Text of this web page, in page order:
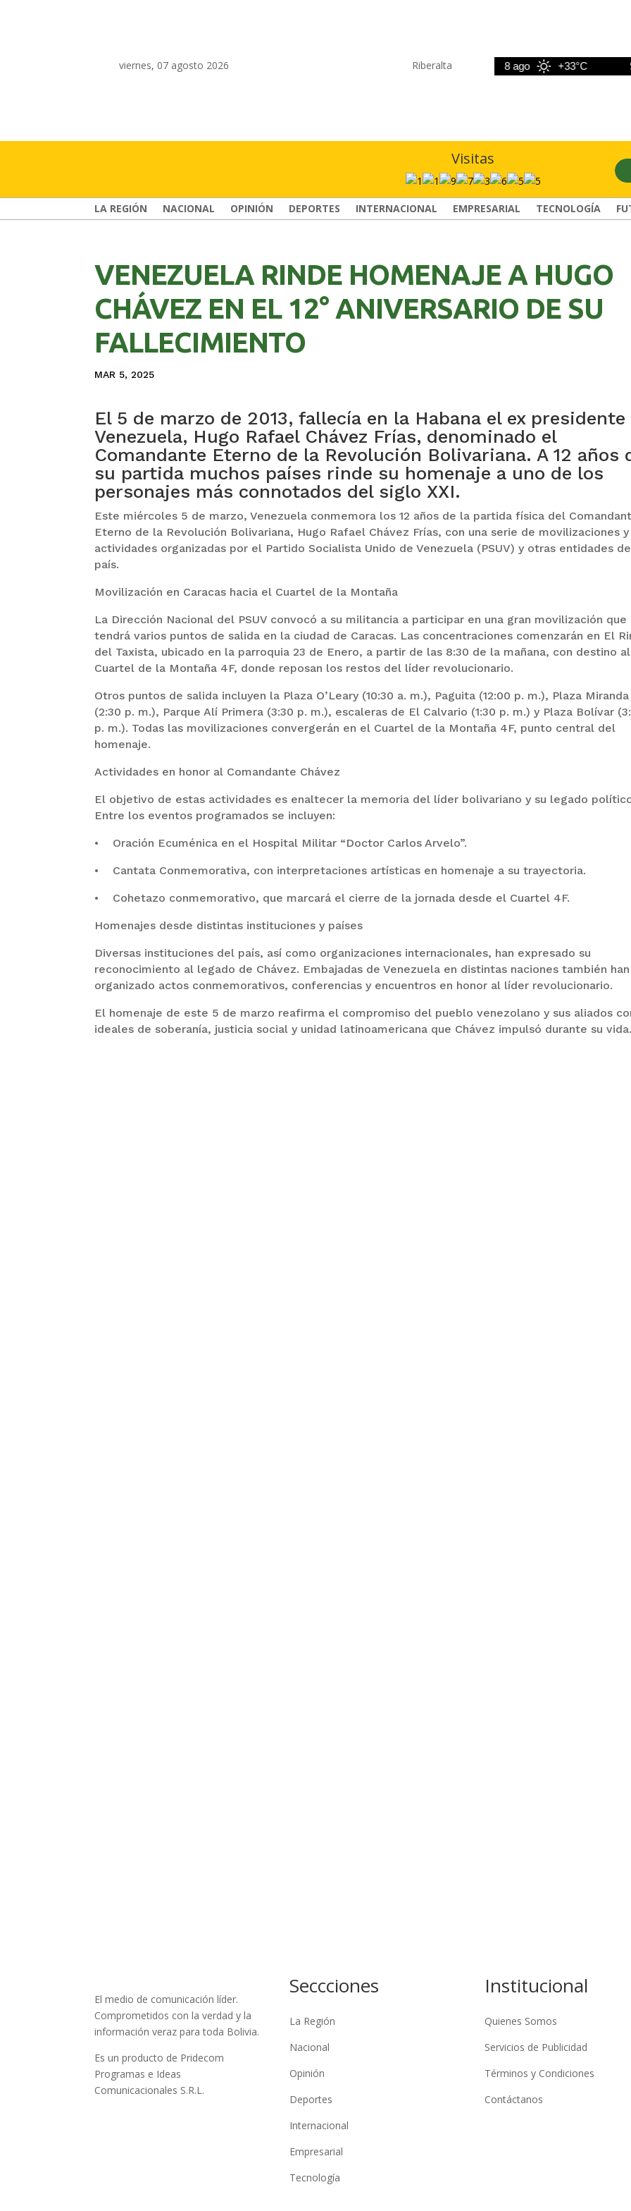
viernes, 07 agosto 2026 Riberalta
+33°C 8 ago +33°C 9
Visitas
LA REGIÓN NACIONAL OPINIÓN DEPORTES INTERNACIONAL EMPRESARIAL TECNOLOGÍA
VENEZUELA RINDE HOMENAJE A HUGO
CHÁVEZ EN EL 12° ANIVERSARIO DE SU
FALLECIMIENTO
MAR 5, 2025
El 5 de marzo de 2013, fallecía en la Habana el ex presidente
Venezuela, Hugo Rafael Chávez Frías, denominado el
Comandante Eterno de la Revolución Bolivariana. A 12 años
su partida muchos países rinde su homenaje a uno de los
personajes más connotados del siglo XXI.
Este miércoles 5 de marzo, Venezuela conmemora los 12 años de la partida física del
Eterno de la Revolución Bolivariana, Hugo Rafael Chávez Frías, con una serie de movilizaciones y
actividades organizadas por el Partido Socialista Unido de Venezuela (PSUV) y otras entidades
país.
Movilización en Caracas hacia el Cuartel de la Montaña
La Dirección Nacional del PSUV convocó a su militancia a participar en una gran movilización que
tendrá varios puntos de salida en la ciudad de Caracas. Las concentraciones comenzarán en El
del Taxista, ubicado en la parroquia 23 de Enero, a partir de las 8:30 de la mañana, con destino al
Cuartel de la Montaña 4F, donde reposan los restos del líder revolucionario.
Otros puntos de salida incluyen la Plaza O’Leary (10:30 a. m.), Paguita (12:00 p. m.), Plaza Miranda
(2:30 p. m.), Parque Alí Primera (3:30 p. m.), escaleras de El Calvario (1:30 p. m.) y Plaza Bolívar
p. m.). Todas las movilizaciones convergerán en el Cuartel de la Montaña 4F, punto central del
homenaje.
Actividades en honor al Comandante Chávez
El objetivo de estas actividades es enaltecer la memoria del líder bolivariano y su legado
Entre los eventos programados se incluyen:
• Oración Ecuménica en el Hospital Militar “Doctor Carlos Arvelo”.
• Cantata Conmemorativa, con interpretaciones artísticas en homenaje a su trayectoria.
• Cohetazo conmemorativo, que marcará el cierre de la jornada desde el Cuartel 4F.
Homenajes desde distintas instituciones y países
Diversas instituciones del país, así como organizaciones internacionales, han expresado su
reconocimiento al legado de Chávez. Embajadas de Venezuela en distintas naciones también han
organizado actos conmemorativos, conferencias y encuentros en honor al líder revolucionario.
El homenaje de este 5 de marzo reafirma el compromiso del pueblo venezolano y sus aliados
ideales de soberanía, justicia social y unidad latinoamericana que Chávez impulsó durante su vida.
El medio de comunicación líder.
Comprometidos con la verdad y la
información veraz para toda Bolivia.
Es un producto de Pridecom
Programas e Ideas
Comunicacionales S.R.L.
Seccciones
La Región
Nacional
Opinión
Deportes
Internacional
Empresarial
Tecnología
Institucional
Quienes Somos
Servicios de Publicidad
Términos y Condiciones
Contáctanos